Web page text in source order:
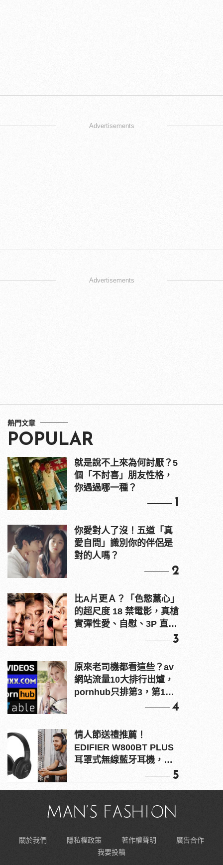
Advertisements
Advertisements
熱門文章
POPULAR
就是說不上來為何討厭？5
個「不討喜」朋友性格，
你遇過哪一種？
1
你愛對人了沒！五道「真
愛自問」識別你的伴侶是
對的人嗎？
2
比A片更Ａ？「色慾薰心」
的超尺度 18 禁電影，真槍
實彈性愛、自慰、3P 直接
3
原來老司機都看這些？av
網站流量10大排行出爐，
pornhub只排第3，第1名
4
情人節送禮推薦！
EDIFIER W800BT PLUS
耳罩式無線藍牙耳機，在
5
關於我們 隱私權政策 著作權聲明
廣告合作
我要投稿